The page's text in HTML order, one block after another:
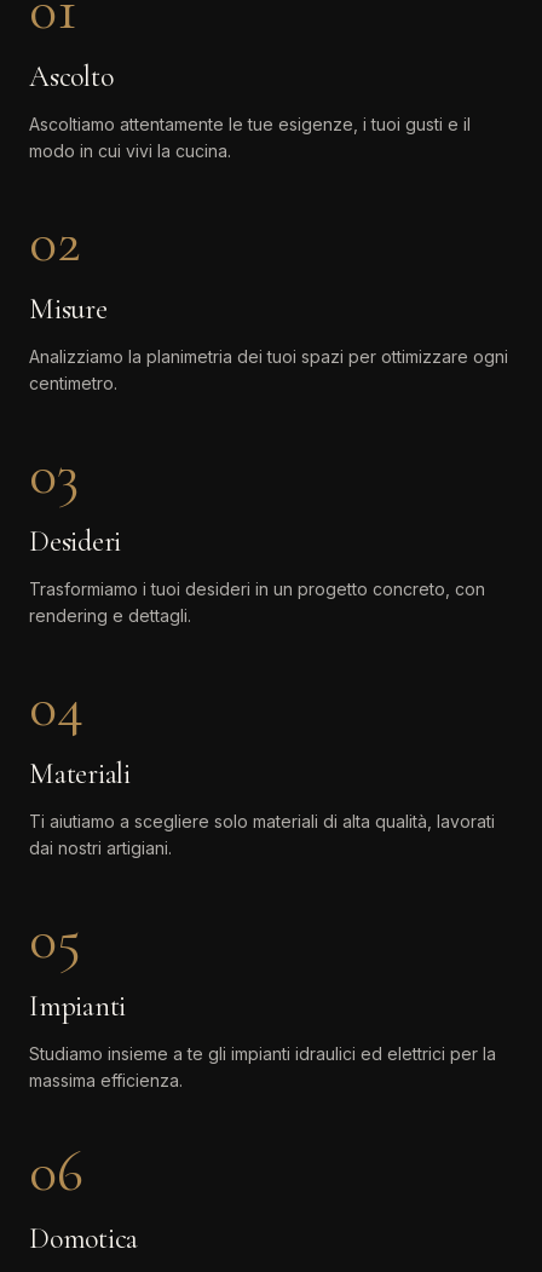
Ascolto
Ascoltiamo attentamente le tue esigenze, i tuoi gusti e il
modo in cui vivi la cucina.
02
Misure
Analizziamo la planimetria dei tuoi spazi per ottimizzare ogni
centimetro.
03
Desideri
Trasformiamo i tuoi desideri in un progetto concreto, con
rendering e dettagli.
04
Materiali
Ti aiutiamo a scegliere solo materiali di alta qualità, lavorati
dai nostri artigiani.
05
Impianti
Studiamo insieme a te gli impianti idraulici ed elettrici per la
massima efficienza.
06
Domotica